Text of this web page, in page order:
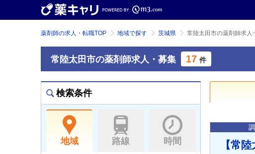
薬剤師の求人・転職TOP 地域で探す 茨城県 常陸太田市の薬剤師求人
常陸太田市の薬剤師求人・募集 17 件
検索条件
地域 路線 時間
【常